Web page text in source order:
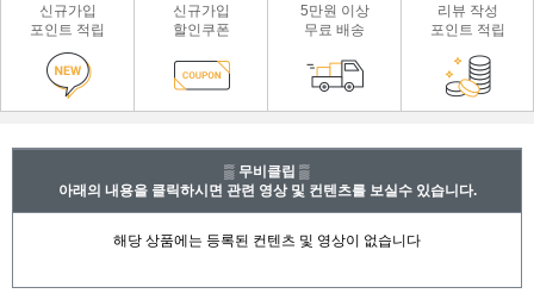
신규가입
포인트 적립
신규가입
할인쿠폰
5만원 이상
무료 배송
리뷰 작성
포인트 적립
▒ 무비클립 ▒
아래의 내용을 클릭하시면 관련 영상 및 컨텐츠를 보실수 있습니다.